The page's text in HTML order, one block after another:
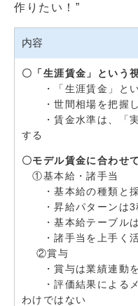
作りたい！”
内容
〇「生涯賃金」という
・「生涯賃金」とい
・世間相場を把握し
・賃金水準は、「実
する
〇モデル賃金に合わせ
①基本給・諸手当
・基本給の種類と採
・昇給パターンは3
・基本給テーブルは
・諸手当を上手く活
②賞与
・賞与は業績連動を
・評価結果によるメ
わけではない